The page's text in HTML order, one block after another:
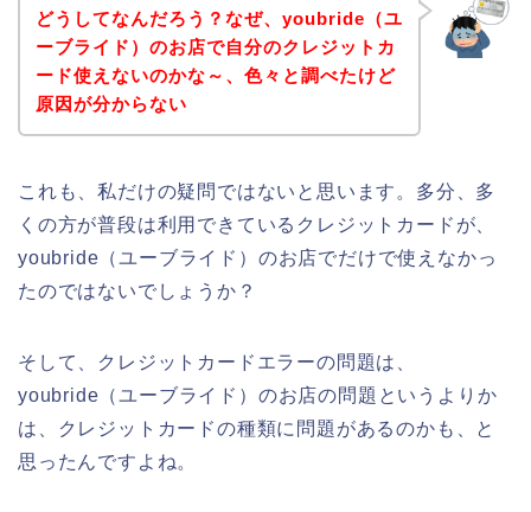
どうしてなんだろう？なぜ、youbride（ユ
ーブライド）のお店で自分のクレジットカ
ード使えないのかな～、色々と調べたけど
原因が分からない
これも、私だけの疑問ではないと思います。多分、多
くの方が普段は利用できているクレジットカードが、
youbride（ユーブライド）のお店でだけで使えなかっ
たのではないでしょうか？
そして、クレジットカードエラーの問題は、
youbride（ユーブライド）のお店の問題というよりか
は、クレジットカードの種類に問題があるのかも、と
思ったんですよね。